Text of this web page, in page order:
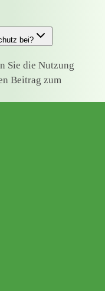
bei?
Sie die Nutzung
Beitrag zum